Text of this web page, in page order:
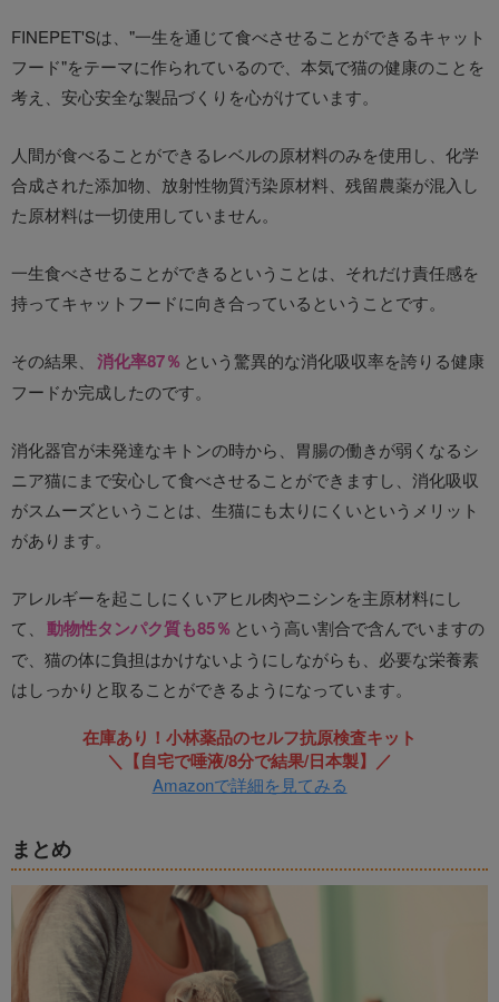
FINEPET'Sは、"一生を通じて食べさせることができるキャット
フード"をテーマに作られているので、本気で猫の健康のことを
考え、安心安全な製品づくりを心がけています。
人間が食べることができるレベルの原材料のみを使用し、化学
合成された添加物、放射性物質汚染原材料、残留農薬が混入し
た原材料は一切使用していません。
一生食べさせることができるということは、それだけ責任感を
持ってキャットフードに向き合っているということです。
その結果、 消化率87％ という驚異的な消化吸収率を誇りる健康
フードか完成したのです。
消化器官が未発達なキトンの時から、胃腸の働きが弱くなるシ
ニア猫にまで安心して食べさせることができますし、消化吸収
がスムーズということは、生猫にも太りにくいというメリット
があります。
アレルギーを起こしにくいアヒル肉やニシンを主原材料にし
て、 動物性タンパク質も85％ という高い割合で含んでいますの
で、猫の体に負担はかけないようにしながらも、必要な栄養素
はしっかりと取ることができるようになっています。
在庫あり！小林薬品のセルフ抗原検査キット
＼【自宅で唾液/8分で結果/日本製】／
Amazonで詳細を見てみる
まとめ